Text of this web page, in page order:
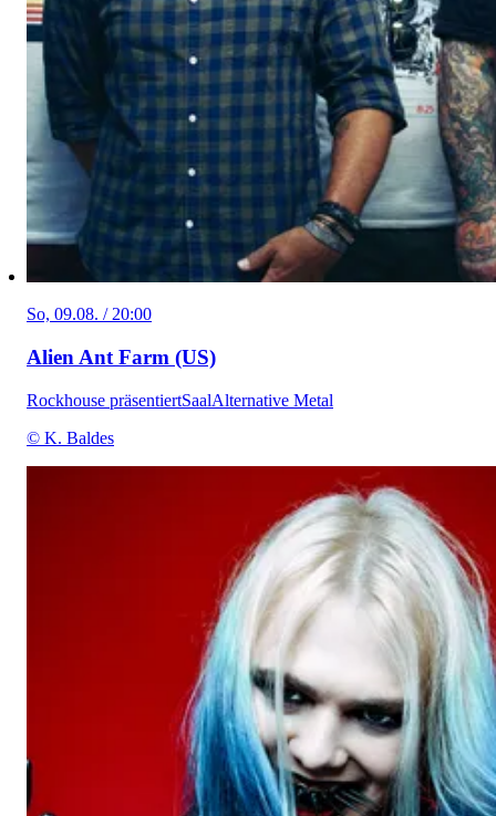
So, 09.08. / 20:00
Alien Ant Farm (US)
Rockhouse präsentiertSaalAlternative Metal
© K. Baldes